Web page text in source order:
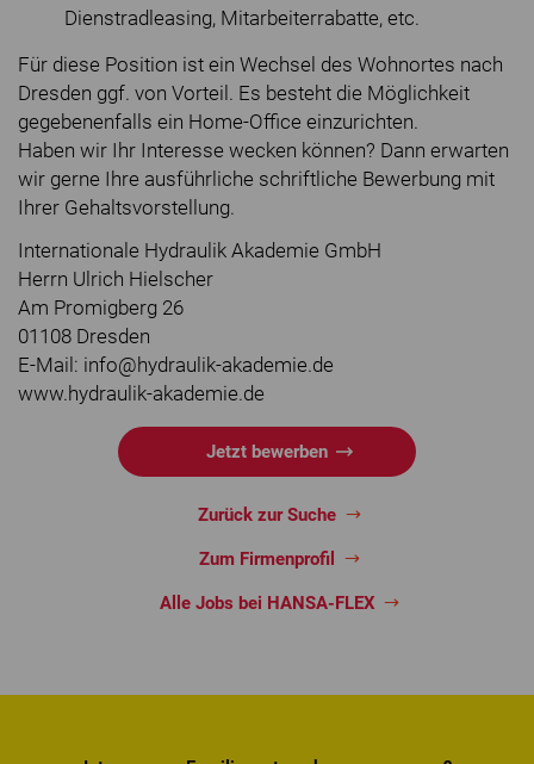
Dienstradleasing, Mitarbeiterrabatte, etc.
Für diese Position ist ein Wechsel des Wohnortes nach
Dresden ggf. von Vorteil. Es besteht die Möglichkeit
gegebenenfalls ein Home-Office einzurichten.
Haben wir Ihr Interesse wecken können? Dann erwarten
wir gerne Ihre ausführliche schriftliche Bewerbung mit
Ihrer Gehaltsvorstellung.
Internationale Hydraulik Akademie GmbH
Herrn Ulrich Hielscher
Am Promigberg 26
01108 Dresden
E-Mail: info@hydraulik-akademie.de
www.hydraulik-akademie.de
Jetzt bewerben
Zurück zur Suche
Zum Firmenprofil
Alle Jobs bei HANSA-FLEX